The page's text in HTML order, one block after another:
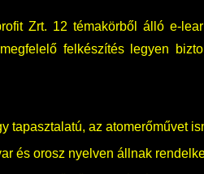
Zrt. 12 témakörből álló e-
felkészítés legyen
tapasztalatú, az atomerőművet
és orosz nyelven állnak